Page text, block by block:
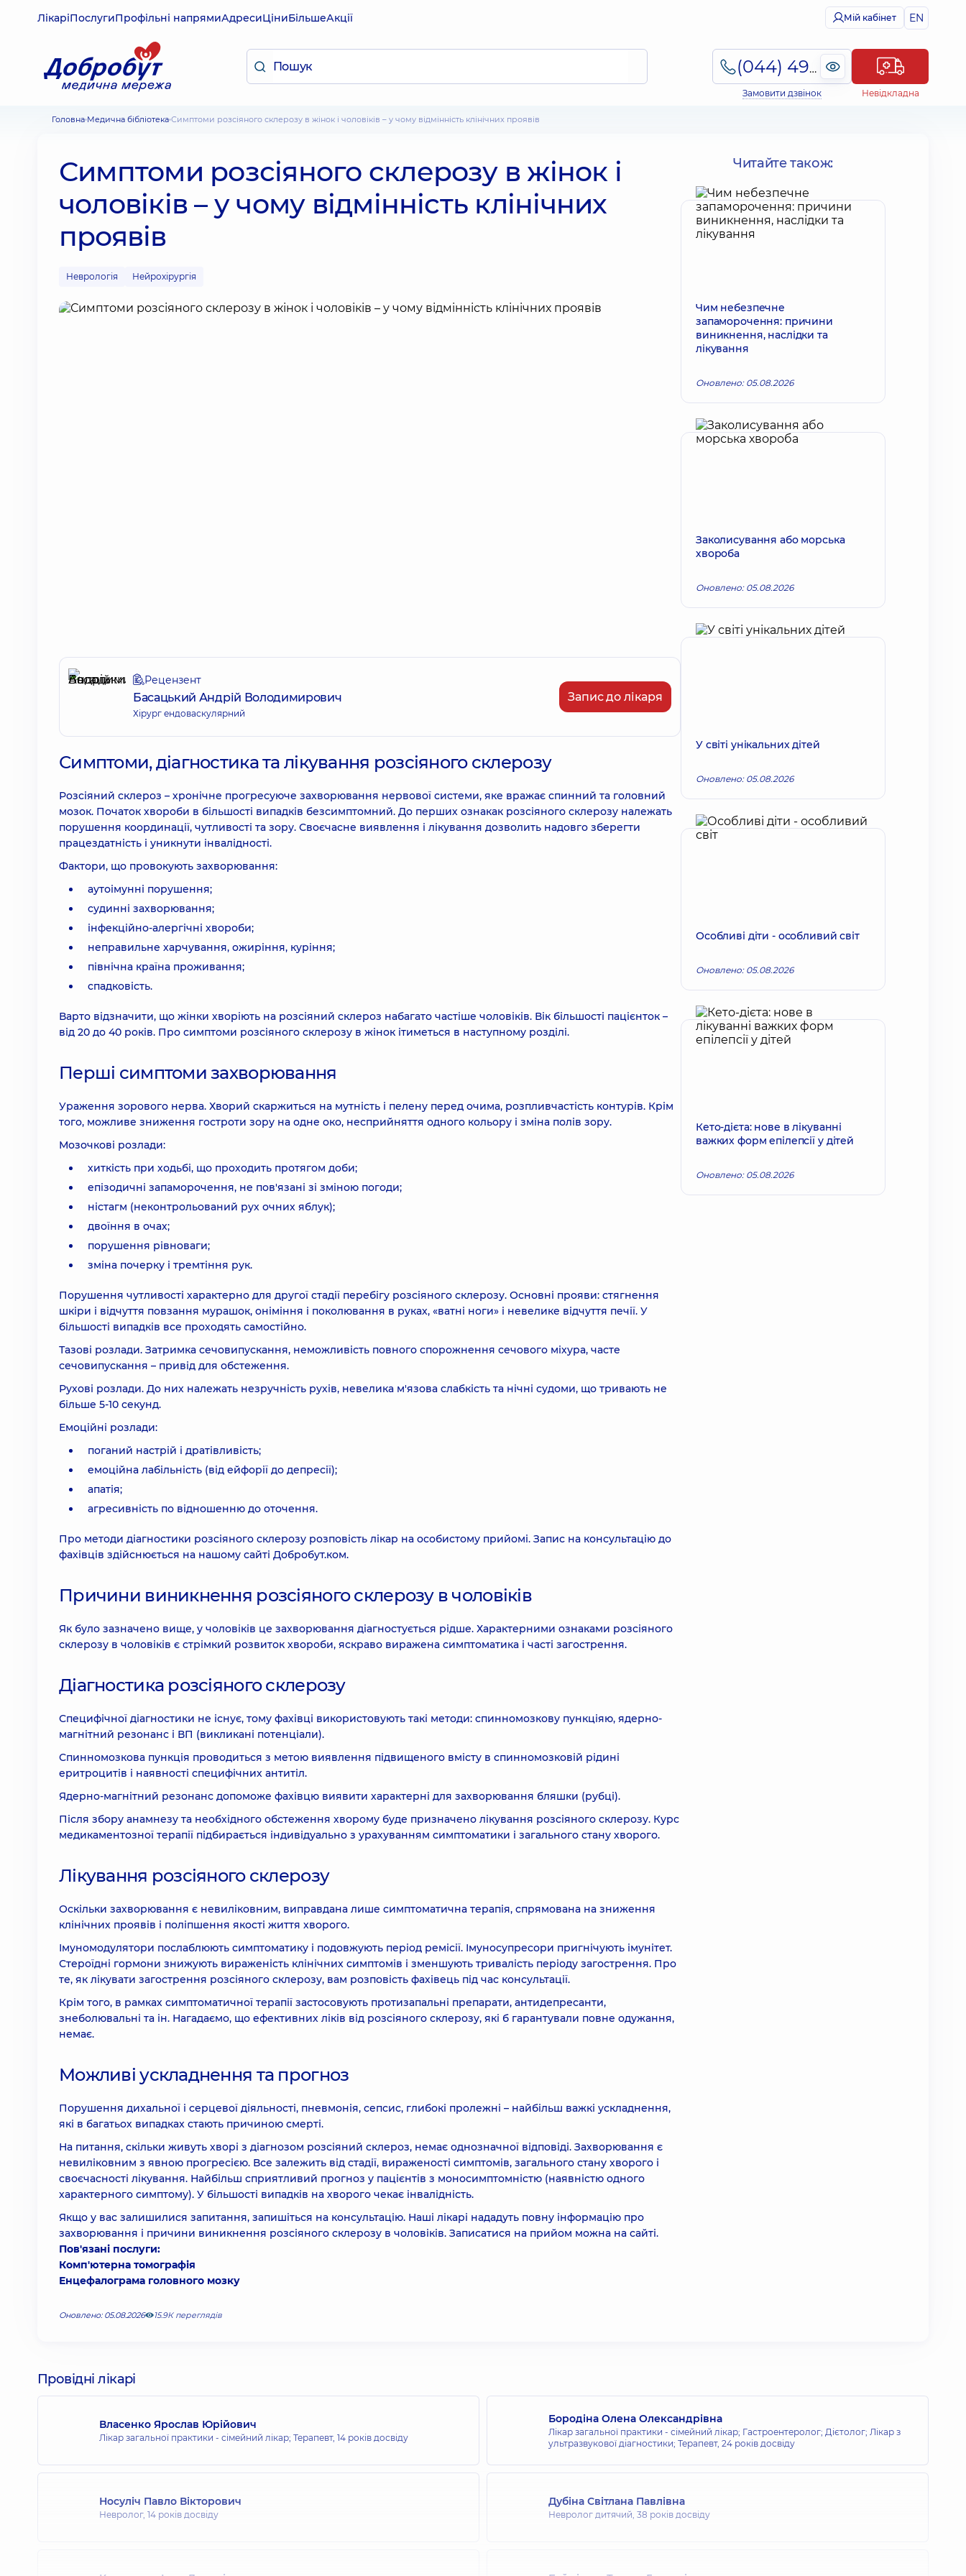
ЛікаріПослугиПрофільні напрямиАдресиЦіниБільшеАкції Мій кабінет EN
(044) 495-2-888
Замовити дзвінок Невідкладна
Головна Медична бібліотека Симптоми розсіяного склерозу в жінок і чоловіків – у чому відмінність клінічних проявів
Симптоми розсіяного склерозу в жінок і
чоловіків – у чому відмінність клінічних
проявів
Неврологія Нейрохірургія
Рецензент
Басацький Андрій Володимирович
Хірург ендоваскулярний
Запис до лікаря
Симптоми, діагностика та лікування розсіяного склерозу
Розсіяний склероз – хронічне прогресуюче захворювання нервової системи, яке вражає спинний та головний
мозок. Початок хвороби в більшості випадків безсимптомний. До перших ознакак розсіяного склерозу належать
порушення координації, чутливості та зору. Своєчасне виявлення і лікування дозволить надовго зберегти
працездатність і уникнути інвалідності.
Фактори, що провокують захворювання:
аутоімунні порушення;
судинні захворювання;
інфекційно-алергічні хвороби;
неправильне харчування, ожиріння, куріння;
північна країна проживання;
спадковість.
Варто відзначити, що жінки хворіють на розсіяний склероз набагато частіше чоловіків. Вік більшості пацієнток –
від 20 до 40 років. Про симптоми розсіяного склерозу в жінок ітиметься в наступному розділі.
Перші симптоми захворювання
Ураження зорового нерва. Хворий скаржиться на мутність і пелену перед очима, розпливчастість контурів. Крім
того, можливе зниження гостроти зору на одне око, несприйняття одного кольору і зміна полів зору.
Мозочкові розлади:
хиткість при ходьбі, що проходить протягом доби;
епізодичні запаморочення, не пов'язані зі зміною погоди;
ністагм (неконтрольований рух очних яблук);
двоїння в очах;
порушення рівноваги;
зміна почерку і тремтіння рук.
Порушення чутливості характерно для другої стадії перебігу розсіяного склерозу. Основні прояви: стягнення
шкіри і відчуття повзання мурашок, оніміння і поколювання в руках, «ватні ноги» і невелике відчуття печії. У
більшості випадків все проходять самостійно.
Тазові розлади. Затримка сечовипускання, неможливість повного спорожнення сечового міхура, часте
сечовипускання – привід для обстеження.
Рухові розлади. До них належать незручність рухів, невелика м'язова слабкість та нічні судоми, що тривають не
більше 5-10 секунд.
Емоційні розлади:
поганий настрій і дратівливість;
емоційна лабільність (від ейфорії до депресії);
апатія;
агресивність по відношенню до оточення.
Про методи діагностики розсіяного склерозу розповість лікар на особистому прийомі. Запис на консультацію до
фахівців здійснюється на нашому сайті Добробут.ком.
Причини виникнення розсіяного склерозу в чоловіків
Як було зазначено вище, у чоловіків це захворювання діагностується рідше. Характерними ознаками розсіяного
склерозу в чоловіків є стрімкий розвиток хвороби, яскраво виражена симптоматика і часті загострення.
Діагностика розсіяного склерозу
Специфічної діагностики не існує, тому фахівці використовують такі методи: спинномозкову пункціяю, ядерно-
магнітний резонанс і ВП (викликані потенціали).
Спинномозкова пункція проводиться з метою виявлення підвищеного вмісту в спинномозковій рідині
еритроцитів і наявності специфічних антитіл.
Ядерно-магнітний резонанс допоможе фахівцю виявити характерні для захворювання бляшки (рубці).
Після збору анамнезу та необхідного обстеження хворому буде призначено лікування розсіяного склерозу. Курс
медикаментозної терапії підбирається індивідуально з урахуванням симптоматики і загального стану хворого.
Лікування розсіяного склерозу
Оскільки захворювання є невиліковним, виправдана лише симптоматична терапія, спрямована на зниження
клінічних проявів і поліпшення якості життя хворого.
Імуномодулятори послаблюють симптоматику і подовжують період ремісії. Імуносупресори пригнічують імунітет.
Стероїдні гормони знижують вираженість клінічних симптомів і зменшують тривалість періоду загострення. Про
те, як лікувати загострення розсіяного склерозу, вам розповість фахівець під час консультації.
Крім того, в рамках симптоматичної терапії застосовують протизапальні препарати, антидепресанти,
знеболювальні та ін. Нагадаємо, що ефективних ліків від розсіяного склерозу, які б гарантували повне одужання,
немає.
Можливі ускладнення та прогноз
Порушення дихальної і серцевої діяльності, пневмонія, сепсис, глибокі пролежні – найбільш важкі ускладнення,
які в багатьох випадках стають причиною смерті.
На питання, скільки живуть хворі з діагнозом розсіяний склероз, немає однозначної відповіді. Захворювання є
невиліковним з явною прогресією. Все залежить від стадії, вираженості симптомів, загального стану хворого і
своєчасності лікування. Найбільш сприятливий прогноз у пацієнтів з моносимптомністю (наявністю одного
характерного симптому). У більшості випадків на хворого чекає інвалідність.
Якщо у вас залишилися запитання, запишіться на консультацію. Наші лікарі нададуть повну інформацію про
захворювання і причини виникнення розсіяного склерозу в чоловіків. Записатися на прийом можна на сайті.
Пов'язані послуги:
Комп'ютерна томографія
Енцефалограма головного мозку
Оновлено: 05.08.2026 15.9К переглядів
Читайте також:
Чим небезпечне
запаморочення: причини
виникнення, наслідки та
лікування
Оновлено: 05.08.2026
Заколисування або морська
хвороба
Оновлено: 05.08.2026
У світі унікальних дітей
Оновлено: 05.08.2026
Особливі діти - особливий світ
Оновлено: 05.08.2026
Кето-дієта: нове в лікуванні
важких форм епілепсії у дітей
Оновлено: 05.08.2026
Провідні лікарі
Власенко Ярослав Юрійович
Лікар загальної практики - сімейний лікар; Терапевт, 14 років досвіду
Бородіна Олена Олександрівна
Лікар загальної практики - сімейний лікар; Гастроентеролог; Дієтолог; Лікар з
ультразвукової діагностики; Терапевт, 24 років досвіду
Носуліч Павло Вікторович
Невролог, 14 років досвіду
Дубіна Світлана Павлівна
Невролог дитячий, 38 років досвіду